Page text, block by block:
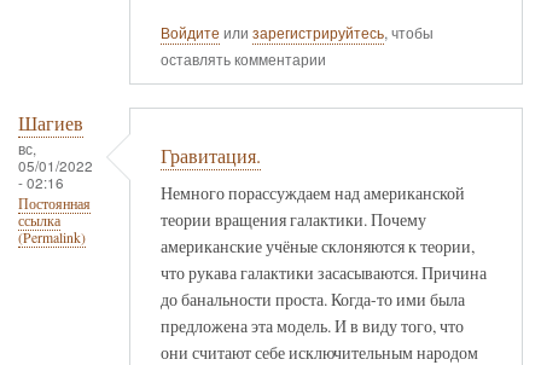
Войдите или зарегистрируйтесь, чтобы
оставлять комментарии
Шагиев
вс,
05/01/2022
- 02:16
Постоянная
ссылка
(Permalink)
Гравитация.
Немного порассуждаем над американской
теории вращения галактики. Почему
американские учёные склоняются к теории,
что рукава галактики засасываются. Причина
до банальности проста. Когда-то ими была
предложена эта модель. И в виду того, что
они считают себе исключительным народом